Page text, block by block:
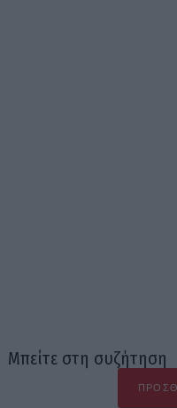
Μπείτε στη συζήτηση